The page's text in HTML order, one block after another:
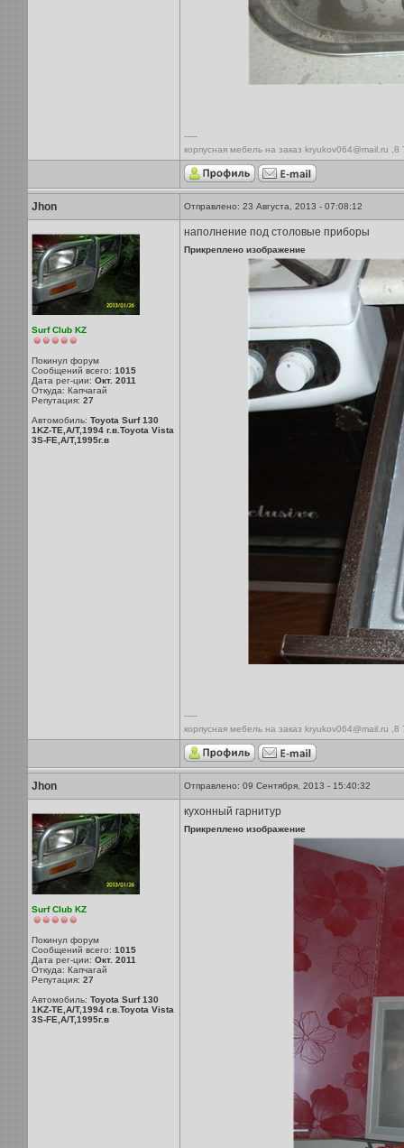
-----
корпусная мебель на заказ kryukov064@mail.ru
Jhon Отправлено: 23 Августа, 2013 - 07:08:12
Surf Club KZ
Покинул форум
Сообщений всего: 1015
Дата рег-ции: Окт. 2011
Откуда: Капчагай
Репутация: 27
Автомобиль: Toyota Surf 130
1KZ-TE,A/T,1994 г.в.Toyota Vista
3S-FE,A/T,1995г.в
наполнение под столовые приборы
Прикреплено изображение
-----
корпусная мебель на заказ kryukov064@mail.ru
Jhon Отправлено: 09 Сентября, 2013 - 15:40:32
Surf Club KZ
Покинул форум
Сообщений всего: 1015
Дата рег-ции: Окт. 2011
Откуда: Капчагай
Репутация: 27
Автомобиль: Toyota Surf 130
1KZ-TE,A/T,1994 г.в.Toyota Vista
3S-FE,A/T,1995г.в
кухонный гарнитур
Прикреплено изображение